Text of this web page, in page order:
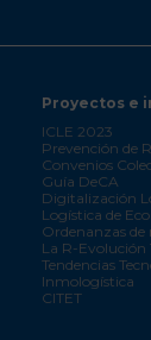
Proyectos e
ICLE 2023
Prevención de
Convenios
Guía DeCA
Digitalización
Logística de
Ordenanzas de
La R-Evolución
Tendencias
Inmologística
CITET